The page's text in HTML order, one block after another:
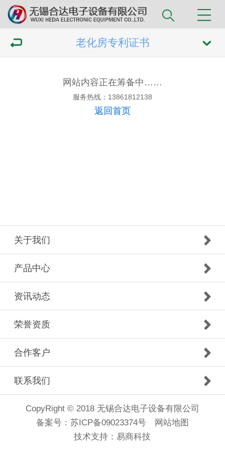
老化房专利证书
网站内容正在筹备中……
服务热线：13861812138
返回首页
关于我们
产品中心
资讯动态
荣誉资质
合作客户
联系我们
CopyRight © 2018 无锡合达电子设备有限公司
备案号： 苏ICP备09023374号
网站地图
技术支持： 易商科技